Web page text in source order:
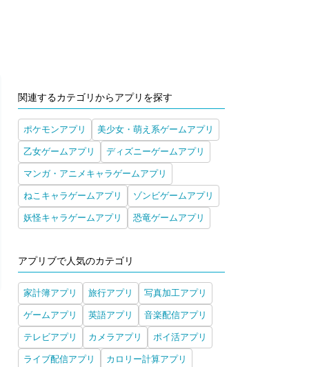
関連するカテゴリからアプリを探す
ポケモンアプリ 美少女・萌え系ゲームアプリ
乙女ゲームアプリ ディズニーゲームアプリ
マンガ・アニメキャラゲームアプリ
ねこキャラゲームアプリ ゾンビゲームアプリ
妖怪キャラゲームアプリ 恐竜ゲームアプリ
アプリブで人気のカテゴリ
家計簿アプリ 旅行アプリ 写真加工アプリ
ゲームアプリ 英語アプリ 音楽配信アプリ
テレビアプリ カメラアプリ ポイ活アプリ
ライブ配信アプリ カロリー計算アプリ